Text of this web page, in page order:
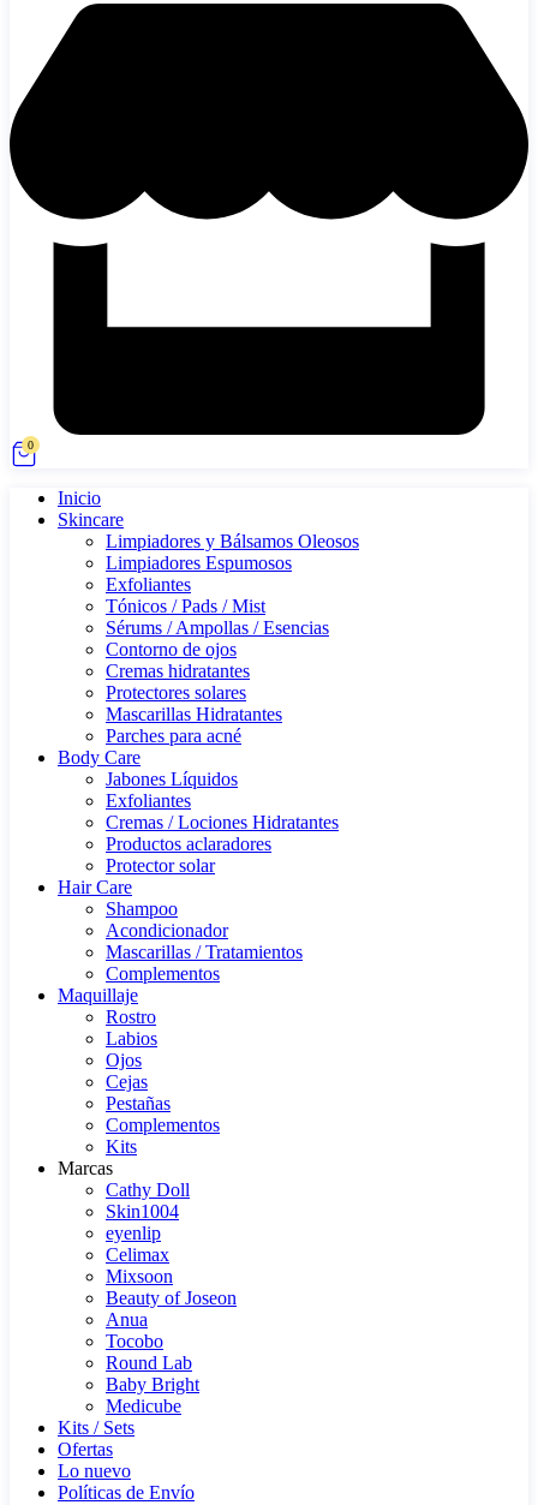
0
Inicio
Skincare
Limpiadores y Bálsamos Oleosos
Limpiadores Espumosos
Exfoliantes
Tónicos / Pads / Mist
Sérums / Ampollas / Esencias
Contorno de ojos
Cremas hidratantes
Protectores solares
Mascarillas Hidratantes
Parches para acné
Body Care
Jabones Líquidos
Exfoliantes
Cremas / Lociones Hidratantes
Productos aclaradores
Protector solar
Hair Care
Shampoo
Acondicionador
Mascarillas / Tratamientos
Complementos
Maquillaje
Rostro
Labios
Ojos
Cejas
Pestañas
Complementos
Kits
Marcas
Cathy Doll
Skin1004
eyenlip
Celimax
Mixsoon
Beauty of Joseon
Anua
Tocobo
Round Lab
Baby Bright
Medicube
Kits / Sets
Ofertas
Lo nuevo
Políticas de Envío